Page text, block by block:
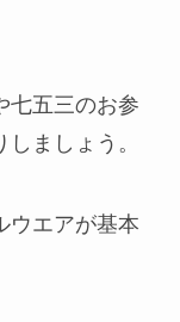
七五三のお参
ましょう。
ウエアが基本